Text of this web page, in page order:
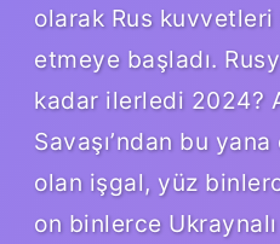
olarak Rus kuvvetleri
etmeye başladı.
kadar ilerledi 2024?
Savaşı’ndan bu
olan işgal, yüz
on binlerce